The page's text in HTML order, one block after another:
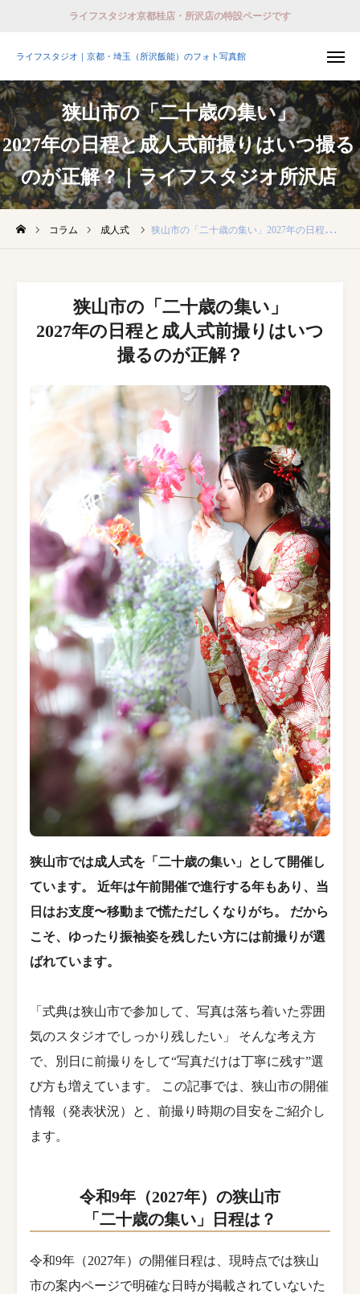
ライフスタジオ京都桂店・所沢店の特設ページです
ライフスタジオ｜京都・埼玉（所沢飯能）のフォト写真館
狭山市の「二十歳の集い」
2027年の日程と成人式前撮りはいつ撮る
のが正解？｜ライフスタジオ所沢店
コラム 成人式 狭山市の「二十歳の集い」2027年の日程と成人式前撮りはいつ撮るのが正解？｜ライフスタジオ所沢店
狭山市の「二十歳の集い」
2027年の日程と成人式前撮りはいつ
撮るのが正解？
狭山市では成人式を「 二十歳の集い 」として開催し
ています。 近年は午前開催で進行する年もあり、当
日はお支度〜移動まで慌ただしくなりがち。 だから
こそ、ゆったり振袖姿を残したい方には前撮りが選
ばれています。
「式典は狭山市で参加して、写真は落ち着いた雰囲
気のスタジオでしっかり残したい」 そんな考え方
で、別日に前撮りをして“写真だけは丁寧に残す”選
び方も増えています。 この記事では、狭山市の開催
情報（発表状況）と、前撮り時期の目安をご紹介し
ます。
令和9年（2027年）の狭山市
「二十歳の集い」日程は？
令和9年（2027年）の開催日程は、現時点では狭山
市の案内ページで明確な日時が掲載されていないた
ライフスタジオ｜京都・埼玉（所沢飯能）のフォト写真館
撮影予約 会員登録 （ログイン）
おでかけ着物レンタル
ホーム
店舗紹介
撮影予約
おでかけ着物レンタル
コラム